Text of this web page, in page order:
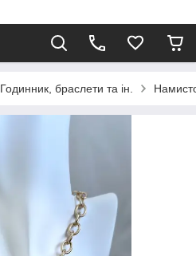
Годинник, браслети та ін.